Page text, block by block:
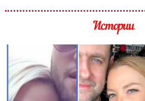
Истории